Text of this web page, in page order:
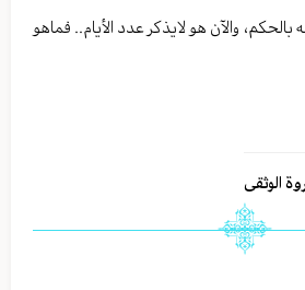
والآن هو لايذكر عدد الأيام.. فماهو
الوثقى